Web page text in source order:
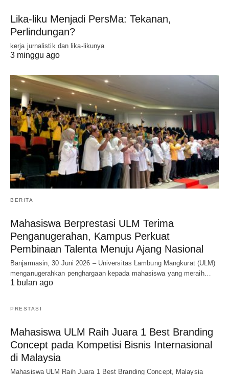
Lika-liku Menjadi PersMa: Tekanan,
Perlindungan?
kerja jurnalistik dan lika-likunya
3 minggu ago
BERITA
Mahasiswa Berprestasi ULM Terima
Penganugerahan, Kampus Perkuat
Pembinaan Talenta Menuju Ajang Nasional
Banjarmasin, 30 Juni 2026 – Universitas Lambung Mangkurat (ULM)
menganugerahkan penghargaan kepada mahasiswa yang meraih…
1 bulan ago
PRESTASI
Mahasiswa ULM Raih Juara 1 Best Branding
Concept pada Kompetisi Bisnis Internasional
di Malaysia
Mahasiswa ULM Raih Juara 1 Best Branding Concept, Malaysia